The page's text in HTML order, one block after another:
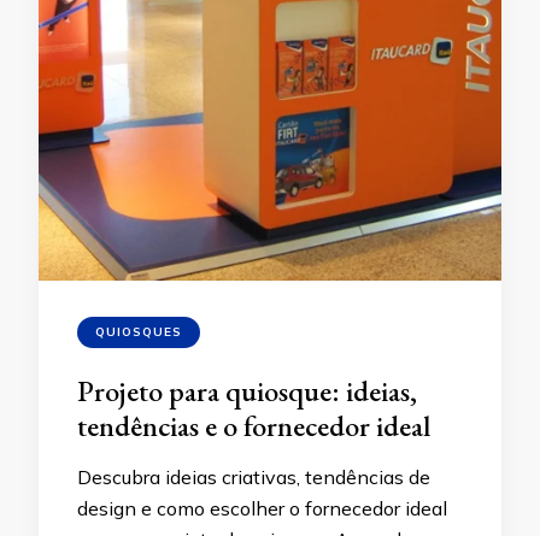
QUIOSQUES
Projeto para quiosque: ideias,
tendências e o fornecedor ideal
Descubra ideias criativas, tendências de
design e como escolher o fornecedor ideal